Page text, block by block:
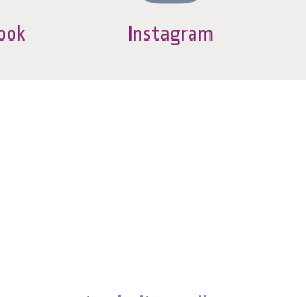
Instagram